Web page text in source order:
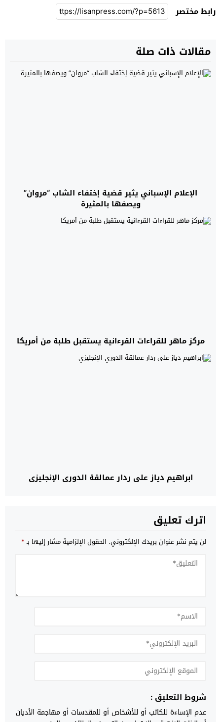
رابط مختصر
مقالات ذات صلة
الإعلام الإسباني يثير قضية إختفاء الشاب “مروان”
ويصفها بالمثيرة
مركز ماهر للقراءات القرءانية يستقبل طلبة من أمريكا
ابراهيم دياز على ردار عمالقة الدوري الإنجليزي
اترك تعليق
لن يتم نشر عنوان بريدك الإلكتروني. الحقول الإلزامية مشار إليها بـ*
شروط التعليق :
عدم الإساءة للكاتب أو للأشخاص أو للمقدسات أو مهاجمة الأديان